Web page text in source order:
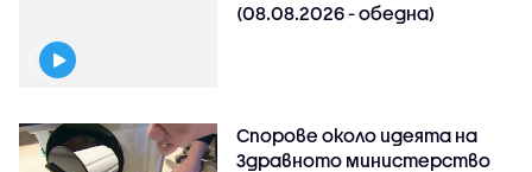
(08.08.2026 - обедна)
Спорове около идеята на
Здравното министерство